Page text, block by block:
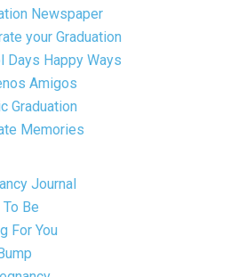
Newspaper
your Graduation
Days Happy Ways
Amigos
Graduation
Memories
Journal
Be
For You